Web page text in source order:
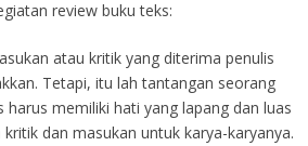
review buku teks:
atau kritik yang diterima penulis
Tetapi, itu lah tantangan seorang
harus memiliki hati yang lapang dan luas
dan masukan untuk karya-karyanya.